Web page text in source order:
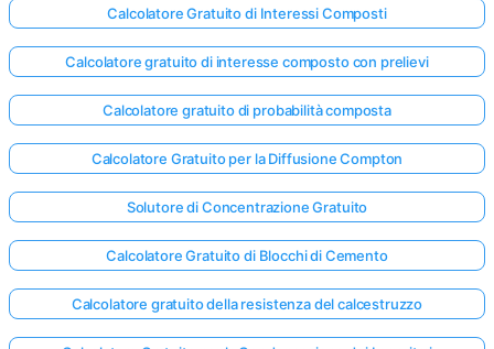
Calcolatore Gratuito di Interessi Composti
Calcolatore gratuito di interesse composto con prelievi
Calcolatore gratuito di probabilità composta
Calcolatore Gratuito per la Diffusione Compton
Solutore di Concentrazione Gratuito
Calcolatore Gratuito di Blocchi di Cemento
Calcolatore gratuito della resistenza del calcestruzzo